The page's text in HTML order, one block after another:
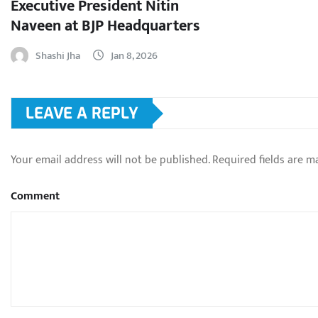
Executive President Nitin
Naveen at BJP Headquarters
Shashi Jha Jan 8, 2026
LEAVE A REPLY
Your email address will not be published.Required fields are
Comment